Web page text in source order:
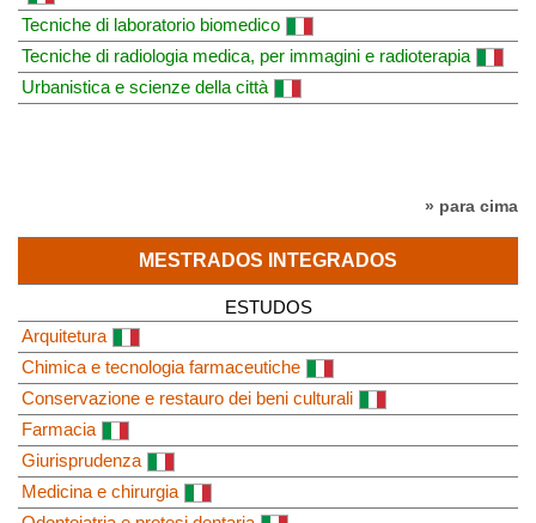
Tecniche di laboratorio biomedico
Tecniche di radiologia medica, per immagini e radioterapia
Urbanistica e scienze della città
» para cima
MESTRADOS INTEGRADOS
ESTUDOS
Arquitetura
Chimica e tecnologia farmaceutiche
Conservazione e restauro dei beni culturali
Farmacia
Giurisprudenza
Medicina e chirurgia